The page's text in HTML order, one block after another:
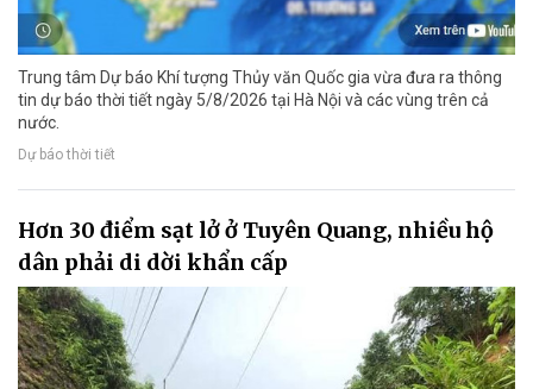
Trung tâm Dự báo Khí tượng Thủy văn Quốc gia vừa đưa ra thông
tin dự báo thời tiết ngày 5/8/2026 tại Hà Nội và các vùng trên cả
nước.
Dự báo thời tiết
Hơn 30 điểm sạt lở ở Tuyên Quang, nhiều hộ
dân phải di dời khẩn cấp